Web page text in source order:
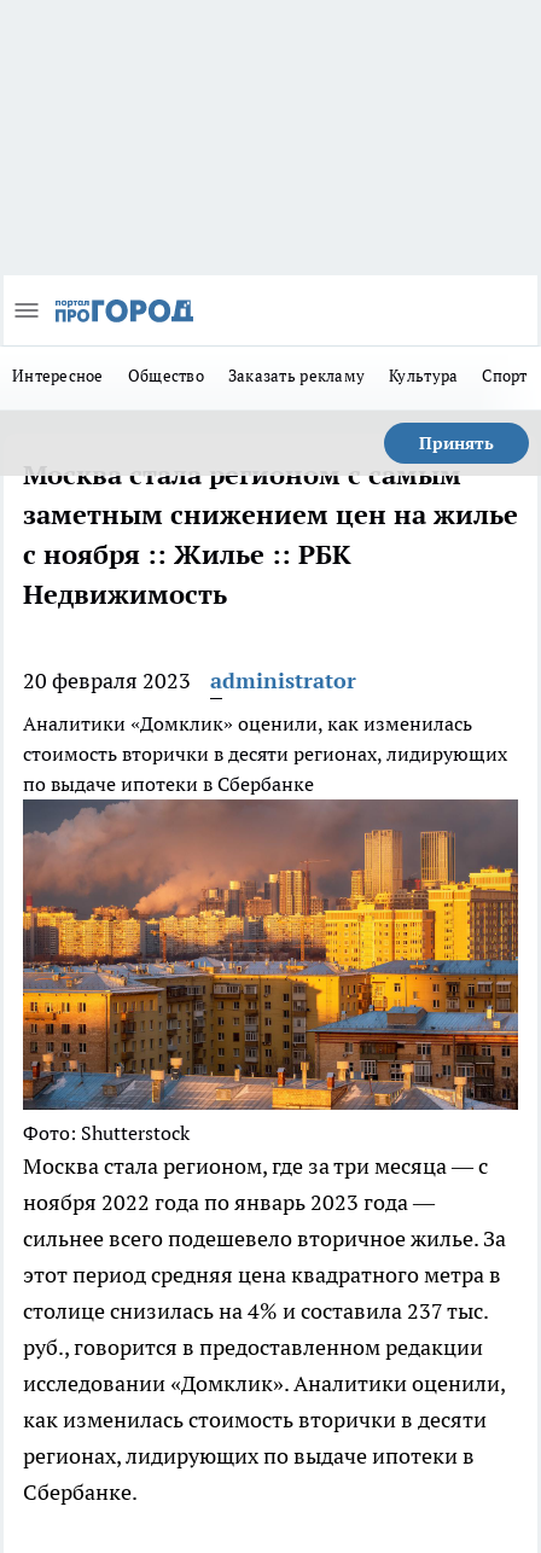
Интересное Общество Заказать рекламу Культура Спорт
Принять
Москва стала регионом с самым
заметным снижением цен на жилье
с ноября :: Жилье :: РБК
Недвижимость
20 февраля 2023 administrator
Аналитики «Домклик» оценили, как изменилась
стоимость вторички в десяти регионах, лидирующих
по выдаче ипотеки в Сбербанке
Фото: Shutterstock
Москва стала регионом, где за три месяца — с
ноября 2022 года по январь 2023 года —
сильнее всего подешевело вторичное жилье. За
этот период средняя цена квадратного метра в
столице снизилась на 4% и составила 237 тыс.
руб., говорится в предоставленном редакции
исследовании «Домклик». Аналитики оценили,
как изменилась стоимость вторички в десяти
регионах, лидирующих по выдаче ипотеки в
Сбербанке.